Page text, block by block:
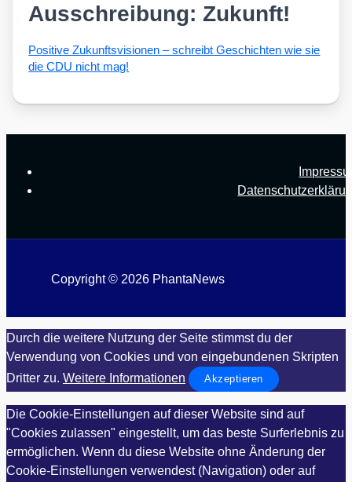
Ausschreibung: Zukunft!
Posi­ti­ve Zukunfts­vi­sio­nen – schreibt Geschich­ten wie sie
die CDU nicht mag!
Copyright © 2026 PhantaNews
Durch die weitere Nutzung der Seite stimmst du der
Verwendung von Cookies und von eingebundenen Skripten
Dritter zu. Weitere Informationen Akzeptieren
Die Cookie-Einstellungen auf dieser Website sind auf
"Cookies zulassen" eingestellt, um das beste Surferlebnis zu
ermöglichen. Wenn du diese Website ohne Änderung der
Cookie-Einstellungen verwendest (Navigation) oder auf